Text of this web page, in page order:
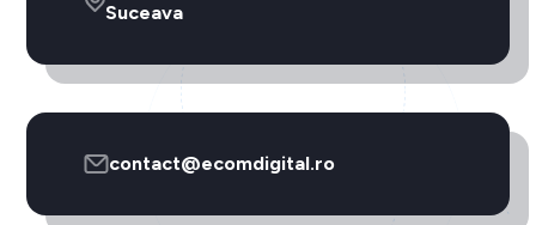
Suceava
contact@ecomdigital.ro